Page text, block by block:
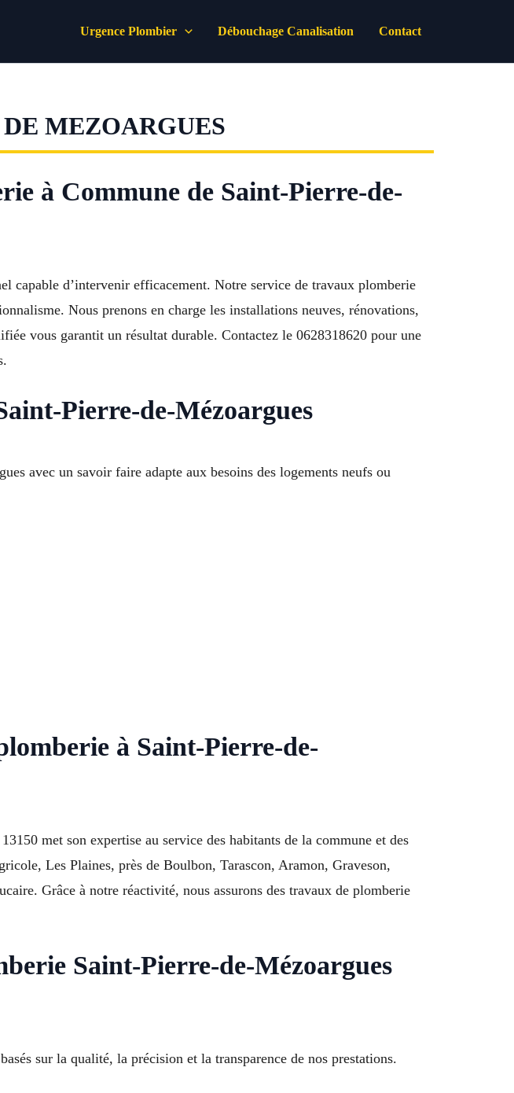
Urgence Plombier Débouchage Canalisation Contact
MEZOARGUES
à Commune de Saint-Pierre-de-
capable d’intervenir efficacement. Notre service de travaux plomberie
Nous prenons en charge les installations neuves, rénovations,
vous garantit un résultat durable. Contactez le 0628318620 pour une
Pierre-de-Mézoargues
avec un savoir faire adapte aux besoins des logements neufs ou
à Saint-Pierre-de-
met son expertise au service des habitants de la commune et des
Les Plaines, près de Boulbon, Tarascon, Aramon, Graveson,
Grâce à notre réactivité, nous assurons des travaux de plomberie
Saint-Pierre-de-Mézoargues
sur la qualité, la précision et la transparence de nos prestations.